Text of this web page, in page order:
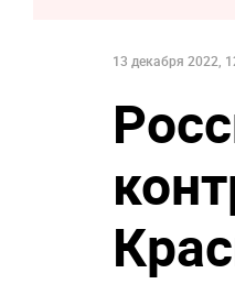
13 декабря 2022,